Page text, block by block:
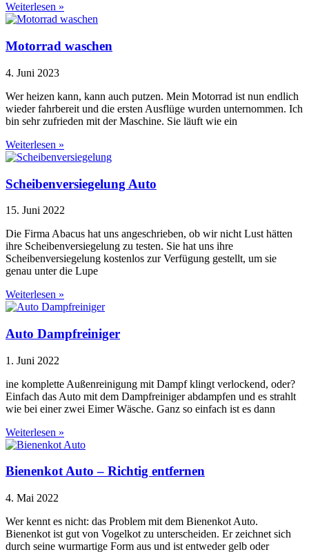
Weiterlesen »
Motorrad waschen
4. Juni 2023
Wer heizen kann, kann auch putzen. Mein Motorrad ist nun endlich
wieder fahrbereit und die ersten Ausflüge wurden unternommen. Ich
bin sehr zufrieden mit der Maschine. Sie läuft wie ein
Weiterlesen »
Scheibenversiegelung Auto
15. Juni 2022
Die Firma Abacus hat uns angeschrieben, ob wir nicht Lust hätten
ihre Scheibenversiegelung zu testen. Sie hat uns ihre
Scheibenversiegelung kostenlos zur Verfügung gestellt, um sie
genau unter die Lupe
Weiterlesen »
Auto Dampfreiniger
1. Juni 2022
ine komplette Außenreinigung mit Dampf klingt verlockend, oder?
Einfach das Auto mit dem Dampfreiniger abdampfen und es strahlt
wie bei einer zwei Eimer Wäsche. Ganz so einfach ist es dann
Weiterlesen »
Bienenkot Auto – Richtig entfernen
4. Mai 2022
Wer kennt es nicht: das Problem mit dem Bienenkot Auto.
Bienenkot ist gut von Vogelkot zu unterscheiden. Er zeichnet sich
durch seine wurmartige Form aus und ist entweder gelb oder